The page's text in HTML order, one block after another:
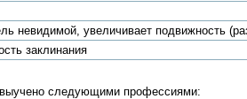
невидимой, увеличивает подвижность
заклинания
следующими профессиями: